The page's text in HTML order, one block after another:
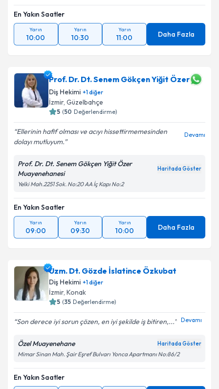
En Yakın Saatler
Yarın
10:00
Yarın
10:30
Yarın
11:00 Daha Fazla
Prof. Dr. Dt. Senem Gökçen Yiğit Özer
Diş Hekimi +1diğer
İzmir, Güzelbahçe
5 (50 Değerlendirme)
Ellerinin hafif olması ve acıyı hissettirmemesinden
dolayı mutluyum.
Devamı
Prof. Dr. Dt. Senem Gökçen Yiğit Özer
Muayenehanesi
Haritada Göster
Yelki Mah.2251 Sok. No:20 AA İç Kapı No:2
En Yakın Saatler
Yarın
09:00
Yarın
09:30
Yarın
10:00 Daha Fazla
Uzm. Dt. Gözde İslatince Özkubat
Diş Hekimi +1diğer
İzmir, Konak
5 (35 Değerlendirme)
Son derece iyi sorun çözen, en iyi şekilde iş bitiren,... Devamı
Özel Muayenehane Haritada Göster
Mimar Sinan Mah. Şair Eşref Bulvarı Yonca Apartmanı No:86/2
En Yakın Saatler